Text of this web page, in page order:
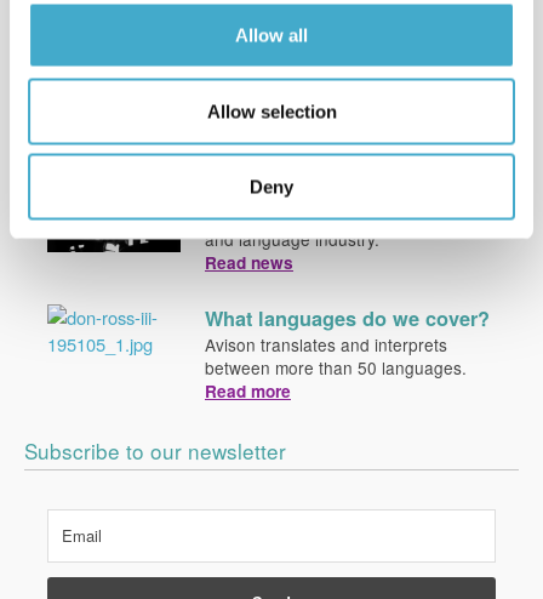
Allow all
Allow selection
Deny
Avison Communication is a translation
& language services provider that
provides
Read more
Read about Avison’s latest projects
and other news from the translation
and language industry.
Read news
What languages do we cover?
Avison translates and interprets
between more than 50 languages.
Read more
Subscribe to our newsletter